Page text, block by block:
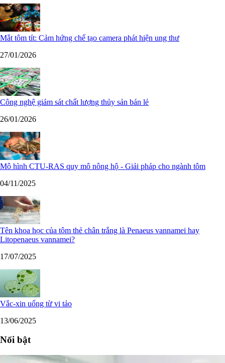
Mắt tôm tít: Cảm hứng chế tạo camera phát hiện ung thư
27/01/2026
Công nghệ giám sát chất lượng thủy sản bán lẻ
26/01/2026
Mô hình CTU-RAS quy mô nông hộ - Giải pháp cho ngành tôm
04/11/2025
Tên khoa học của tôm thẻ chân trắng là Penaeus vannamei hay
Litopenaeus vannamei?
17/07/2025
Vắc-xin uống từ vi tảo
13/06/2025
Nổi bật